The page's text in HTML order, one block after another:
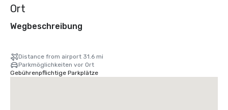
Ort
Wegbeschreibung
Distance from airport 31.6 mi
Parkmöglichkeiten vor Ort
Gebührenpflichtige Parkplätze